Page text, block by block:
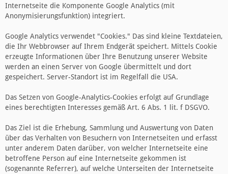
Internetseite die Komponente Google Analytics (mit
Anonymisierungsfunktion) integriert.
Google Analytics verwendet "Cookies." Das sind kleine Textdateien,
die Ihr Webbrowser auf Ihrem Endgerät speichert. Mittels Cookie
erzeugte Informationen über Ihre Benutzung unserer Website
werden an einen Server von Google übermittelt und dort
gespeichert. Server-Standort ist im Regelfall die USA.
Das Setzen von Google-Analytics-Cookies erfolgt auf Grundlage
eines berechtigten Interesses gemäß Art. 6 Abs. 1 lit. f DSGVO.
Das Ziel ist die Erhebung, Sammlung und Auswertung von Daten
über das Verhalten von Besuchern von Internetseiten und erfasst
unter anderem Daten darüber, von welcher Internetseite eine
betroffene Person auf eine Internetseite gekommen ist
(sogenannte Referrer), auf welche Unterseiten der Internetseite